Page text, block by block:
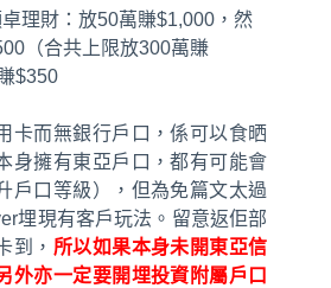
理財：放50萬賺$1,000，然
（合共上限放300萬賺
$350
卡而無銀行戶口，係可以食晒
身擁有東亞戶口，都有可能會
戶口等級），但為免篇文太過
埋現有客戶玩法。留意返佢部
到， 所以如果本身未開東亞信
外亦一定要開埋投資附屬戶口